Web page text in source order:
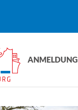
ANMELDUNG